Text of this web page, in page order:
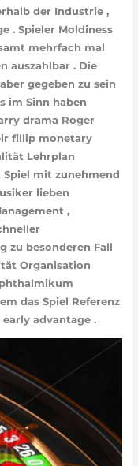
der Industrie ,
. Spieler Moldiness
mehrfach mal
auszahlbar . Die
gegeben zu sein
im Sinn haben
drama Roger
fillip monetary
Lehrplan
mit zunehmend
lieben
,
zu besonderen Fall
Organisation
das Spiel Referenz
advantage .